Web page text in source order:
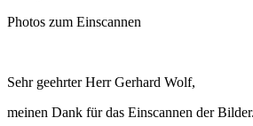
Photos zum Einscannen
Sehr geehrter Herr Gerhard Wolf,
meinen Dank für das Einscannen der